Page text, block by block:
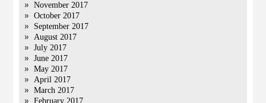
November 2017
October 2017
September 2017
August 2017
July 2017
June 2017
May 2017
April 2017
March 2017
February 2017